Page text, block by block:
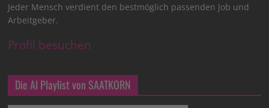
Jeder Mensch verdient den bestmöglich passenden Job und
Arbeitgeber.
Profil besuchen
Die AI Playlist von SAATKORN